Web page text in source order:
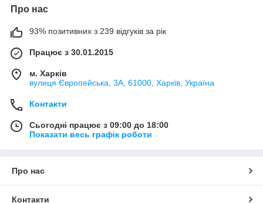
Про нас
93% позитивних з 239 відгуків за рік
Працює з 30.01.2015
м. Харків
вулиця Європейська, 3А, 61000, Харків, Україна
Контакти
Сьогодні працює з 09:00 до 18:00
Показати весь графік роботи
Про нас
Контакти